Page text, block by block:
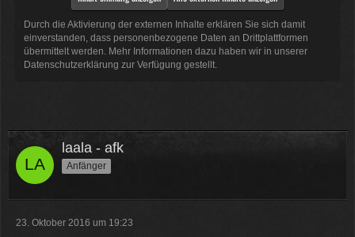
Durch die Aktivierung der externen Inhalte erklären Sie sich damit
einverstanden, dass personenbezogene Daten an Drittplattformen
übermittelt werden. Mehr Informationen dazu haben wir in unserer
Datenschutzerklärung zur Verfügung gestellt.
laala - afk
Anfänger
23. Oktober 2016 um 19:23